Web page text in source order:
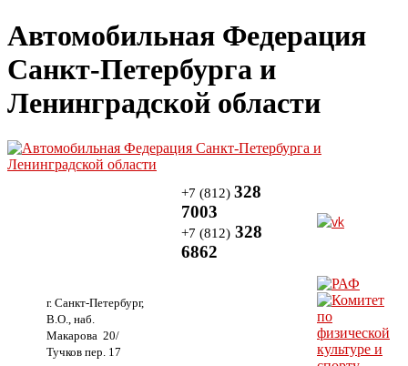
Автомобильная Федерация
Санкт-Петербурга и
Ленинградской области
г. Санкт-Петербург,
В.О., наб.
Макарова 20/
Тучков пер. 17
+7 (812) 328
7003
+7 (812) 328
6862